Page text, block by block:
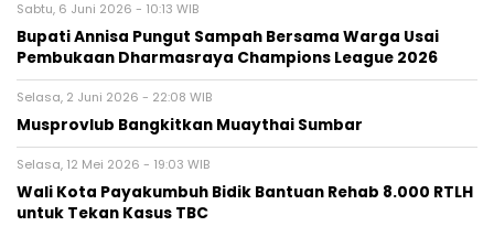
Sabtu, 6 Juni 2026 - 10:13 WIB
Bupati Annisa Pungut Sampah Bersama Warga Usai
Pembukaan Dharmasraya Champions League 2026
Selasa, 2 Juni 2026 - 22:08 WIB
Musprovlub Bangkitkan Muaythai Sumbar
Selasa, 12 Mei 2026 - 19:03 WIB
Wali Kota Payakumbuh Bidik Bantuan Rehab 8.000 RTLH
untuk Tekan Kasus TBC